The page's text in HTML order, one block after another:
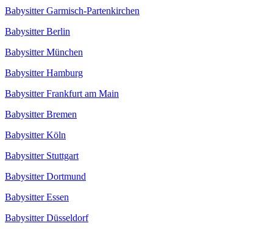
Babysitter Garmisch-Partenkirchen
Babysitter Berlin
Babysitter München
Babysitter Hamburg
Babysitter Frankfurt am Main
Babysitter Bremen
Babysitter Köln
Babysitter Stuttgart
Babysitter Dortmund
Babysitter Essen
Babysitter Düsseldorf